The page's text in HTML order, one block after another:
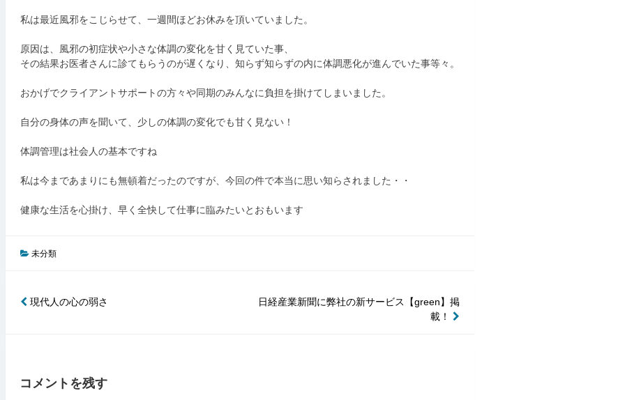
私は最近風邪をこじらせて、一週間ほどお休みを頂いていました。
原因は、風邪の初症状や小さな体調の変化を甘く見ていた事、
その結果お医者さんに診てもらうのが遅くなり、知らず知らずの内に体調悪化が進んでいた事等々。
おかげでクライアントサポートの方々や同期のみんなに負担を掛けてしまいました。
自分の身体の声を聞いて、少しの体調の変化でも甘く見ない！
体調管理は社会人の基本ですね
私は今まであまりにも無頓着だったのですが、今回の件で本当に思い知らされました・・
健康な生活を心掛け、早く全快して仕事に臨みたいとおもいます
未分類
投
ゲ
現代人の心の弱さ
日経産業新聞に弊社の新サービス【green】掲
載！
コメントを残す